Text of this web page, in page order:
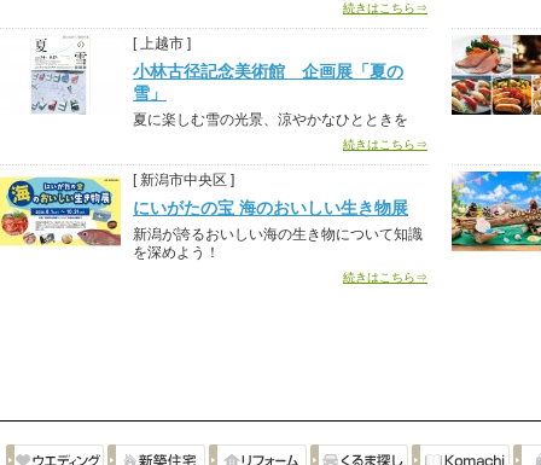
続きはこちら⇒
[ 上越市 ]
小林古径記念美術館 企画展「夏の
雪」
夏に楽しむ雪の光景、涼やかなひとときを
続きはこちら⇒
[ 新潟市中央区 ]
にいがたの宝 海のおいしい生き物展
新潟が誇るおいしい海の生き物について知識
を深めよう！
続きはこちら⇒